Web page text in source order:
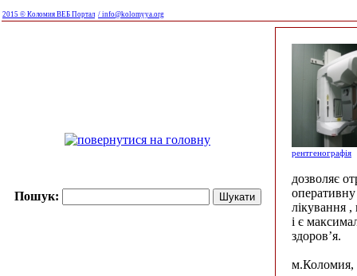
2015 © Коломия ВЕБ Портал / info@kolomyya.org
Пошук:
рентгенографія
дозволяє
лікування ,
і є
здоров’я.
м.Коломия,